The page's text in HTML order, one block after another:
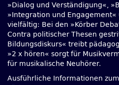
»Dialog und Verständigung«,
»Integration und Engagement«
vielfältig: Bei den »Körber
Contra politischer Thesen
Bildungsdiskurs« treibt
»2 x hören« sorgt für
für musikalische Neuhörer.
Ausführliche Informationen zum